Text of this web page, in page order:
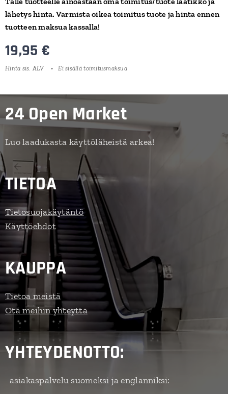
lähetys hinta. Varmista oikea toimitus tuote ja hinta ennen
tuotteen maksua kassalla!
19,95 €
Hinta sis. ALV Ei sisällä toimitusmaksua
24 Open Market
Luo laadukasta käyttöläheistä arkea!
TIETOA
Tietosuojakäytäntö
Käyttöehdot
KAUPPA
Tietoa meistä
Ota meihin yhteyttä
YHTEYDENOTTO:
asiakaspalvelu suomeksi ja englanniksi: